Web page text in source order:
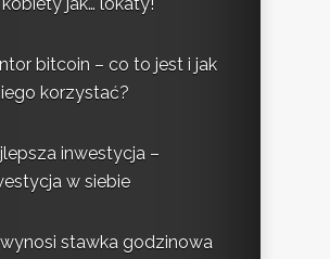
bitcoin – co to jest i jak
korzystać?
inwestycja –
w siebie
stawka godzinowa